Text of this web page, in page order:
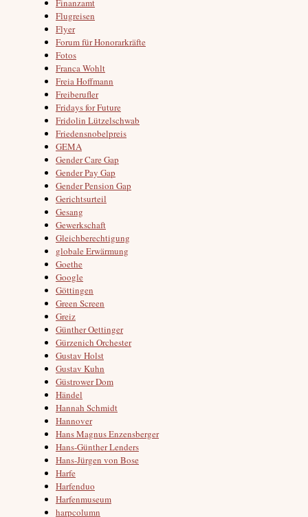
Finanzamt
Flugreisen
Flyer
Forum für Honorarkräfte
Fotos
Franca Wohlt
Freia Hoffmann
Freiberufler
Fridays for Future
Fridolin Lützelschwab
Friedensnobelpreis
GEMA
Gender Care Gap
Gender Pay Gap
Gender Pension Gap
Gerichtsurteil
Gesang
Gewerkschaft
Gleichberechtigung
globale Erwärmung
Goethe
Google
Göttingen
Green Screen
Greiz
Günther Oettinger
Gürzenich Orchester
Gustav Holst
Gustav Kuhn
Güstrower Dom
Händel
Hannah Schmidt
Hannover
Hans Magnus Enzensberger
Hans-Günther Lenders
Hans-Jürgen von Bose
Harfe
Harfenduo
Harfenmuseum
harpcolumn